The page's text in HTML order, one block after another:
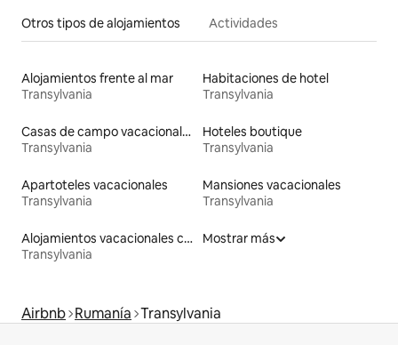
Otros tipos de alojamientos Actividades
Alojamientos frente al mar
Transylvania
Habitaciones de hotel
Transylvania
Casas de campo vacacionales
Transylvania
Hoteles boutique
Transylvania
Apartoteles vacacionales
Transylvania
Mansiones vacacionales
Transylvania
Alojamientos vacacionales con piscina
Transylvania
Mostrar más
Airbnb Rumanía Transylvania